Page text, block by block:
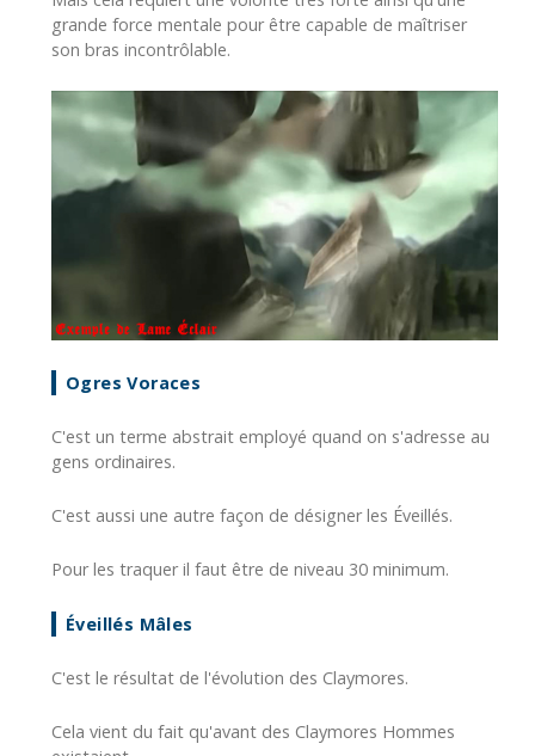
grande force mentale pour être capable de maîtriser
son bras incontrôlable.
Ogres Voraces
C'est un terme abstrait employé quand on s'adresse au
gens ordinaires.
C'est aussi une autre façon de désigner les Éveillés.
Pour les traquer il faut être de niveau 30 minimum.
Éveillés Mâles
C'est le résultat de l'évolution des Claymores.
Cela vient du fait qu'avant des Claymores Hommes